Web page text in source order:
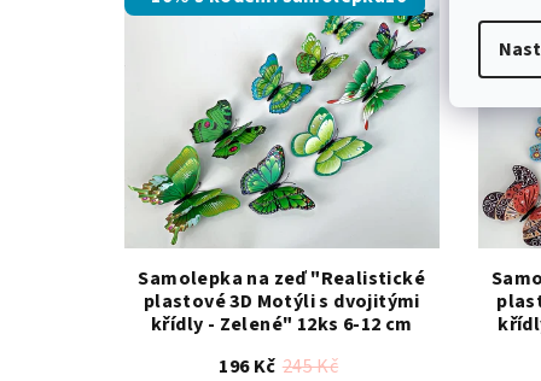
Samolepka na zeď "Realistické
plastové 3D Motýli s dvojitými
křídly - Zelené" 12ks 6-12 cm
196 Kč 245 Kč